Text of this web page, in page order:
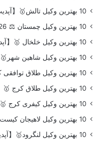
10 بهترین وکیل تالش🥇【آپدیت جدید】⚖️
10 بهترین وکیل چمستان ⚖️ update 2026
10 بهترین وکیل خلخال 🥇【آپدیت جدید】⚖️
10 بهترین وکیل شاهین شهر🥇【آپدیت جدید】⚖️
10 بهترین وکیل طلاق توافقی کرج 🥇【آپدیت جدید】⚖️
10 بهترین وکیل طلاق کرج 🥇【آپدیت جدید】⚖️
10 بهترین وکیل کیفری کرج 🥇【آپدیت جدید】⚖️
10 بهترین وکیل لاهیجان کیست ؟🥇【آپدیت جدید】⚖️
10 بهترین وکیل لنگرود🥇【آپدیت جدید】⚖️